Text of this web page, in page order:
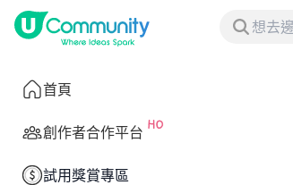
首頁
創作者合作平台
試用獎賞專區